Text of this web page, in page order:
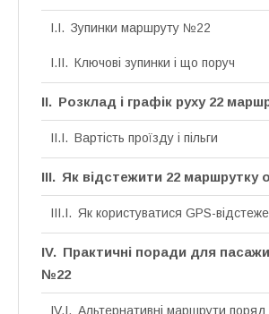
Зупинки маршруту №22
Ключові зупинки і що поруч
Розклад і графік руху 22
Вартість проїзду і пільги
Як відстежити 22 маршрутку
Як користуватися GPS-
Практичні поради для
№22
Альтернативні маршрути поряд